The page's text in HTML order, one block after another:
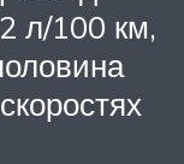
л/100 км,